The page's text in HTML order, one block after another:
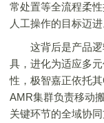
常处置等全流程柔
人工操作的目标迈进
这背后是产品逻
具，进化为适应多
性，极智嘉正依托
AMR集群负责移动
关键环节的全域协